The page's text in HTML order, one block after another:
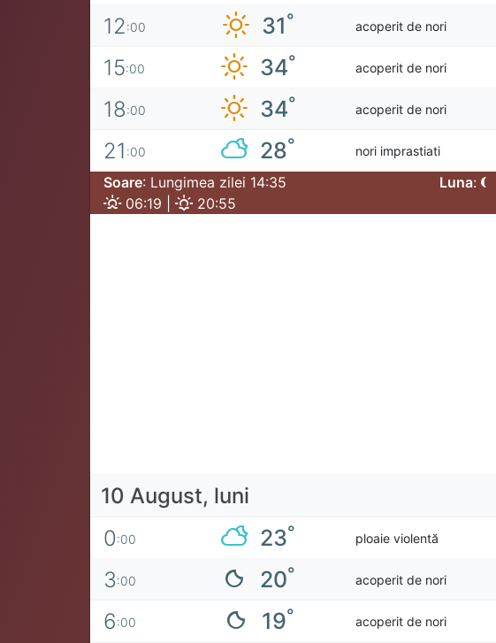
12:00 31° acoperit de nori
15:00 34° acoperit de nori
18:00 34° acoperit de nori
21 :00 28° nori imprastiati
Soare: Lungimea zilei 14:35
06:19 |
20:55
Luna:
10 August, luni
0:00 23° ploaie violentă
3:00 20° acoperit de nori
6:00 19° acoperit de nori